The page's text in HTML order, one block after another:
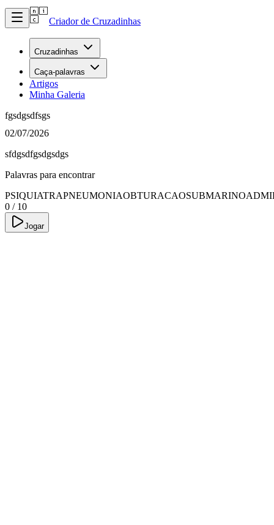
Criador de Cruzadinhas
Cruzadinhas
Caça-palavras
Artigos
Minha Galeria
fgsdgsdfsgs
02/07/2026
sfdgsdfgsdgsdgs
Palavras para encontrar
PSIQUIATRAPNEUMONIAOBTURACAOSUBMARINO
0 / 10
Jogar